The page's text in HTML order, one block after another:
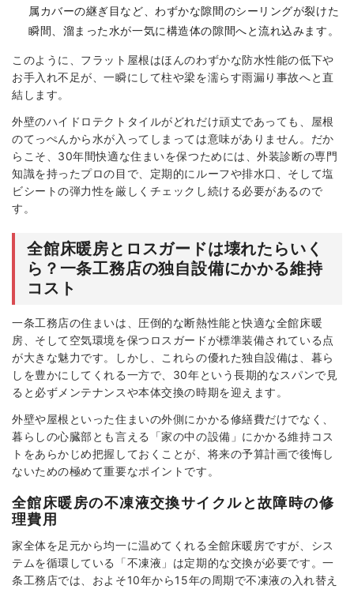
属カバーの継ぎ目など、わずかな隙間のシーリングが裂けた
瞬間、溜まった水が一気に構造体の隙間へと流れ込みます。
このように、フラット屋根はほんのわずかな防水性能の低下や
お手入れ不足が、一瞬にして柱や梁を濡らす雨漏り事故へと直
結します。
外壁のハイドロテクトタイルがどれだけ頑丈であっても、屋根
のてっぺんから水が入ってしまっては意味がありません。だか
らこそ、30年間快適な住まいを保つためには、外装診断の専門
知識を持ったプロの目で、定期的にルーフや排水口、そして塩
ビシートの弾力性を厳しくチェックし続ける必要があるので
す。
全館床暖房とロスガードは壊れたらいく
ら？一条工務店の独自設備にかかる維持
コスト
一条工務店の住まいは、圧倒的な断熱性能と快適な全館床暖
房、そして空気環境を保つロスガードが標準装備されている点
が大きな魅力です。しかし、これらの優れた独自設備は、暮ら
しを豊かにしてくれる一方で、30年という長期的なスパンで見
ると必ずメンテナンスや本体交換の時期を迎えます。
外壁や屋根といった住まいの外側にかかる修繕費だけでなく、
暮らしの心臓部とも言える「家の中の設備」にかかる維持コス
トをあらかじめ把握しておくことが、将来の予算計画で後悔し
ないための極めて重要なポイントです。
全館床暖房の不凍液交換サイクルと故障時の修
理費用
家全体を足元から均一に温めてくれる全館床暖房ですが、シス
テムを循環している「不凍液」は定期的な交換が必要です。一
条工務店では、およそ10年から15年の周期で不凍液の入れ替え